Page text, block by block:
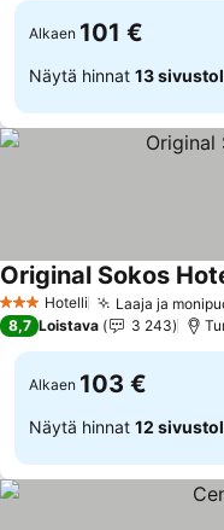
Alkaen 101 €
Näytä hinnat 13
3 Tähtiluokitus
Hotelli Laaja ja
Original Sokos
8,7 Loistava 3 243
Alkaen 103 €
Näytä hinnat 12